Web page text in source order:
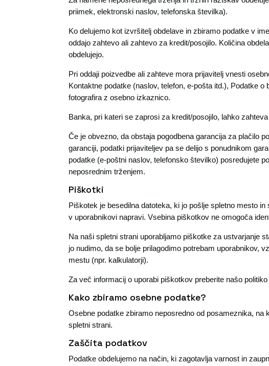
priimek, elektronski naslov, telefonska številka).
Ko delujemo kot izvršitelj obdelave in zbiramo podatke v
oddajo zahtevo ali zahtevo za kredit/posojilo. Količina
obdelujejo.
Pri oddaji poizvedbe ali zahteve mora prijavitelj vnesti
Kontaktne podatke (naslov, telefon, e-pošta itd.), Podatke
fotografira z osebno izkaznico.
Banka, pri kateri se zaprosi za kredit/posojilo, lahko
Če je obvezno, da obstaja pogodbena garancija za plačilo
garanciji, podatki prijaviteljev pa se delijo s ponudnikom
podatke (e-poštni naslov, telefonsko številko) posredujete
neposrednim trženjem.
Piškotki
Piškotek je besedilna datoteka, ki jo pošlje spletno mesto
v uporabnikovi napravi. Vsebina piškotkov ne omogoča
Na naši spletni strani uporabljamo piškotke za ustvarjanje
jo nudimo, da se bolje prilagodimo potrebam uporabnikov,
mestu (npr. kalkulatorji).
Za več informacij o uporabi piškotkov preberite našo
Kako zbiramo osebne podatke?
Osebne podatke zbiramo neposredno od posameznika,
spletni strani.
Zaščita podatkov
Podatke obdelujemo na način, ki zagotavlja varnost in